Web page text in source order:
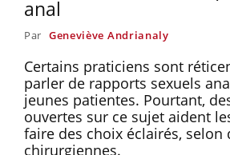
anal
Par Geneviève Andrianaly
Certains praticiens sont
parler de rapports sexuels
jeunes patientes. Pourtant,
ouvertes sur ce sujet aident
faire des choix éclairés, selon
chirurgiennes.